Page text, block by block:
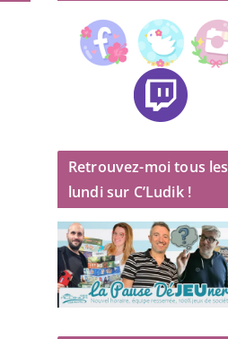
Retrouvez-moi tous les
lundi sur C’Ludik !